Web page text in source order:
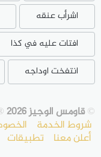
اشرأب عنقه
افتات عليه في كذا
انتفخت اوداجه
©قاومس الوجيز 2026
شروط الخدمة
أعلن معنا تطبيقات